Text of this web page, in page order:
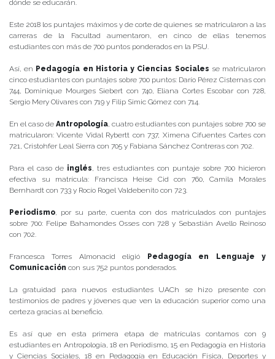
dónde se educarán.
Este 2018 los puntajes máximos y de corte de quienes se matricularon a las
carreras de la Facultad aumentaron, en cinco de ellas tenemos
estudiantes con más de 700 puntos ponderados en la PSU.
Así, en Pedagogía en Historia y Ciencias Sociales se matricularon
cinco estudiantes con puntajes sobre 700 puntos: Darío Pérez Cisternas con
744, Dominique Mourges Siebert con 740, Eliana Cortes Escobar con 728,
Sergio Mery Olivares con 719 y Filip Simic Gómez con 714.
En el caso de Antropología, cuatro estudiantes con puntajes sobre 700 se
matricularon: Vicente Vidal Rybertt con 737, Ximena Cifuentes Cartes con
721, Cristohfer Leal Sierra con 705 y Fabiana Sánchez Contreras con 702.
Para el caso de inglés, tres estudiantes con puntaje sobre 700 hicieron
efectiva su matrícula: Francisca Heise Cid con 760, Camila Morales
Bernhardt con 733 y Rocío Rogel Valdebenito con 723.
Periodismo, por su parte, cuenta con dos matriculados con puntajes
sobre 700: Felipe Bahamondes Osses con 728 y Sebastián Avello Reinoso
con 702.
Francesca Torres Almonacid eligió
Pedagogía en Lenguaje y
Comunicación con sus 752 puntos ponderados.
La gratuidad para nuevos estudiantes UACh se hizo presente con
testimonios de padres y jóvenes que ven la educación superior como una
certeza gracias al beneficio.
Es así que en esta primera etapa de matrículas contamos con 9
estudiantes en Antropología, 18 en Periodismo, 15 en Pedagogía en Historia
y Ciencias Sociales, 18 en Pedagogía en Educación Física, Deportes y